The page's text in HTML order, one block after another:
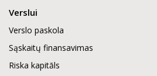
Verslui
Verslo paskola
Sąskaitų finansavimas
Riska kapitāls